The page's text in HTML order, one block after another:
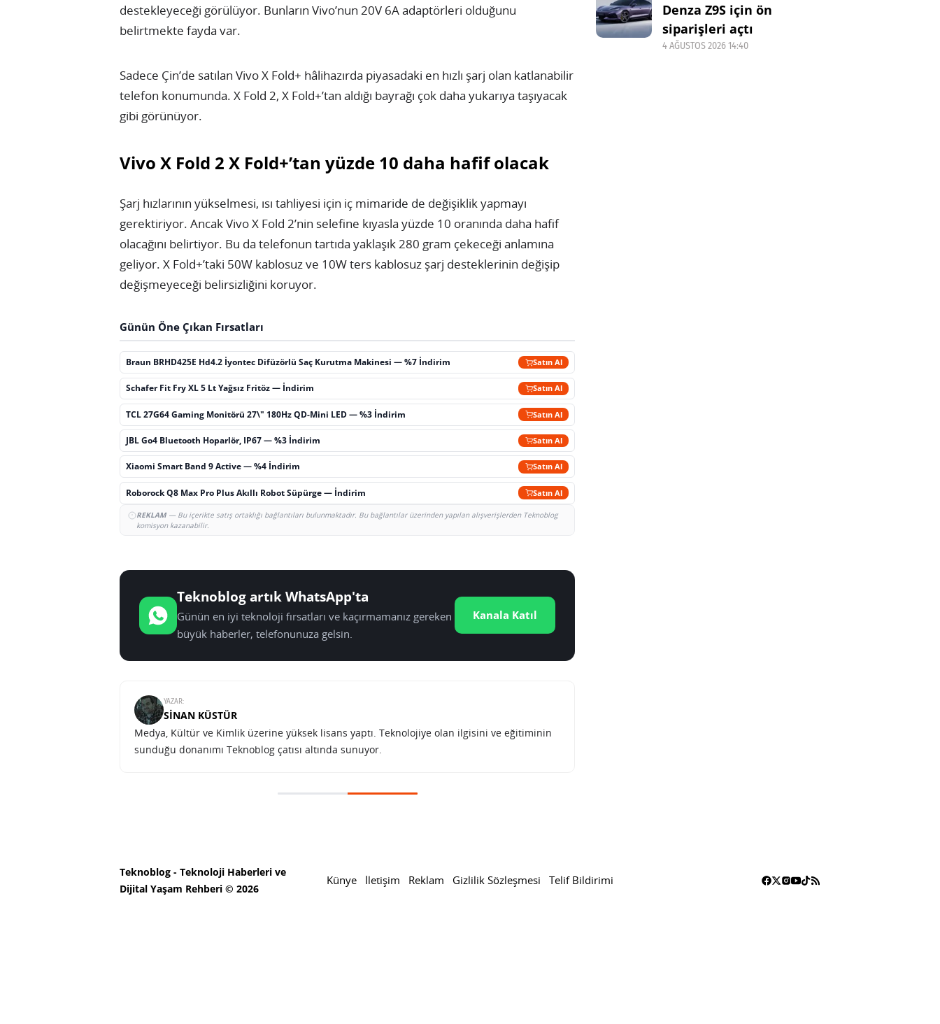
destekleyeceği görülüyor. Bunların Vivo’nun 20V 6A adaptörleri olduğunu
belirtmekte fayda var.
Sadece Çin’de satılan Vivo X Fold+ hâlihazırda piyasadaki en hızlı şarj olan katlanabilir
telefon konumunda. X Fold 2, X Fold+’tan aldığı bayrağı çok daha yukarıya taşıyacak
gibi görünüyor.
Vivo X Fold 2 X Fold+’tan yüzde 10 daha hafif olacak
Şarj hızlarının yükselmesi, ısı tahliyesi için iç mimaride de değişiklik yapmayı
gerektiriyor. Ancak Vivo X Fold 2’nin selefine kıyasla yüzde 10 oranında daha hafif
olacağını belirtiyor. Bu da telefonun tartıda yaklaşık 280 gram çekeceği anlamına
geliyor. X Fold+’taki 50W kablosuz ve 10W ters kablosuz şarj desteklerinin değişip
değişmeyeceği belirsizliğini koruyor.
Günün Öne Çıkan Fırsatları
Braun BRHD425E Hd4.2 İyontec Difüzörlü Saç Kurutma Makinesi — %7 İndirim Satın Al
Schafer Fit Fry XL 5 Lt Yağsız Fritöz — İndirim Satın Al
TCL 27G64 Gaming Monitörü 27\" 180Hz QD-Mini LED — %3 İndirim Satın Al
JBL Go4 Bluetooth Hoparlör, IP67 — %3 İndirim Satın Al
Xiaomi Smart Band 9 Active — %4 İndirim Satın Al
Roborock Q8 Max Pro Plus Akıllı Robot Süpürge — İndirim Satın Al
REKLAM— Bu içerikte satış ortaklığı bağlantıları bulunmaktadır. Bu bağlantılar üzerinden yapılan alışverişlerden Teknoblog
komisyon kazanabilir.
Teknoblog artık WhatsApp'ta
Günün en iyi teknoloji fırsatları ve kaçırmamanız gereken
büyük haberler, telefonunuza gelsin.
Kanala Katıl
YAZAR:
SINAN KÜSTÜR
Medya, Kültür ve Kimlik üzerine yüksek lisans yaptı. Teknolojiye olan ilgisini ve eğitiminin
sunduğu donanımı Teknoblog çatısı altında sunuyor.
Galaxy Z Flip 5 ve Z Fold 5’in renk seçenekleri
belli oldu
Denza Z9S için ön
siparişleri açtı
4 AĞUSTOS 2026 14:40